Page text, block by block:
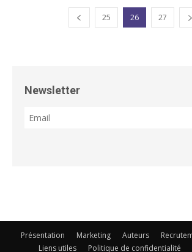
25 26 27
Newsletter
Présentation Marketing Auteurs
Liens utiles
Politique de confidentialité